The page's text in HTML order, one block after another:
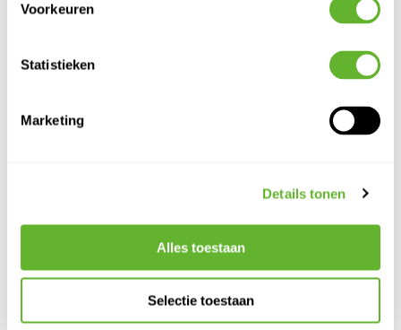
Voorkeuren
Statistieken
Marketing
Details tonen
Alles toestaan
Selectie toestaan